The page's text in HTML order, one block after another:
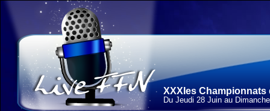
XXXIes Championnats
Du Jeudi 28 Juin au